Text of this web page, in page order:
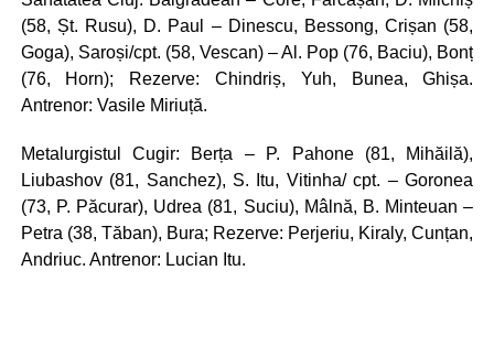
(58, Șt. Rusu), D. Paul – Dinescu, Bessong, Crișan (58,
Goga), Saroși/cpt. (58, Vescan) – Al. Pop (76, Baciu), Bonț
(76, Horn); Rezerve: Chindriș, Yuh, Bunea, Ghișa.
Antrenor: Vasile Miriuță.
Metalurgistul Cugir: Berța – P. Pahone (81, Mihăilă),
Liubashov (81, Sanchez), S. Itu, Vitinha/ cpt. – Goronea
(73, P. Păcurar), Udrea (81, Suciu), Mâlnă, B. Minteuan –
Petra (38, Tăban), Bura; Rezerve: Perjeriu, Kiraly, Cunțan,
Andriuc. Antrenor: Lucian Itu.